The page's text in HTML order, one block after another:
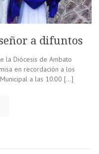
a difuntos
la Diócesis de Ambato
en recordación a los
a las 10:00 […]